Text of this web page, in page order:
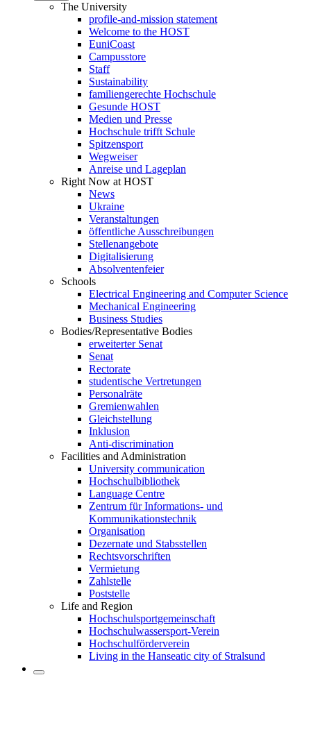
The University
profile-and-mission statement
Welcome to the HOST
EuniCoast
Campusstore
Staff
Sustainability
familiengerechte Hochschule
Gesunde HOST
Medien und Presse
Hochschule trifft Schule
Spitzensport
Wegweiser
Anreise und Lageplan
Right Now at HOST
News
Ukraine
Veranstaltungen
öffentliche Ausschreibungen
Stellenangebote
Digitalisierung
Absolventenfeier
Schools
Electrical Engineering and Computer Science
Mechanical Engineering
Business Studies
Bodies/Representative Bodies
erweiterter Senat
Senat
Rectorate
studentische Vertretungen
Personalräte
Gremienwahlen
Gleichstellung
Inklusion
Anti-discrimination
Facilities and Administration
University communication
Hochschulbibliothek
Language Centre
Zentrum für Informations- und
Kommunikationstechnik
Organisation
Dezernate und Stabsstellen
Rechtsvorschriften
Vermietung
Zahlstelle
Poststelle
Life and Region
Hochschulsportgemeinschaft
Hochschulwassersport-Verein
Hochschulförderverein
Living in the Hanseatic city of Stralsund